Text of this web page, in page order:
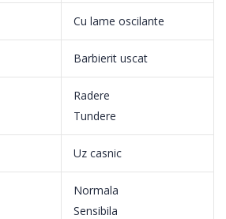
Cu lame oscilante
Barbierit uscat
Radere
Tundere
Uz casnic
Normala
Sensibila